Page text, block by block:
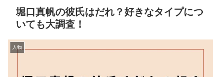
堀口真帆の彼氏はだれ？好きなタイプにつ
いても大調査！
人物